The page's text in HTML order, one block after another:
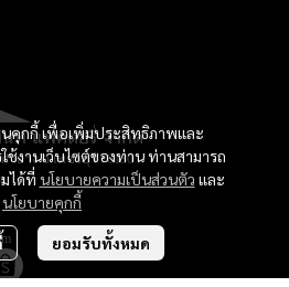
นคุกกี้ เพื่อเพิ่มประสิทธิภาพและ
งานเว็บไซต์ของท่าน ท่านสามารถ
ได้ที่ นโยบายความเป็นส่วนตัว และ
นโยบายคุกกี้
ยอมรับทั้งหมด
ท์ แฟคตอรี่ จำกัด
ยาง จ.เพชรบุรี 76130